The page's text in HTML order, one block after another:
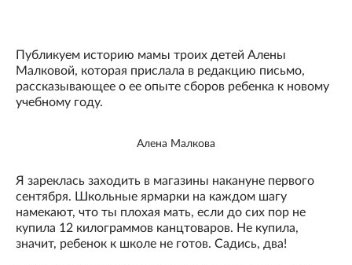
Публикуем историю мамы троих детей Алены
Малковой, которая прислала в редакцию письмо,
рассказывающее о ее опыте сборов ребенка к новому
учебному году.
Алена Малкова
Я зареклась заходить в магазины накануне первого
сентября. Школьные ярмарки на каждом шагу
намекают, что ты плохая мать, если до сих пор не
купила 12 килограммов канцтоваров. Не купила,
значит, ребенок к школе не готов. Садись, два!